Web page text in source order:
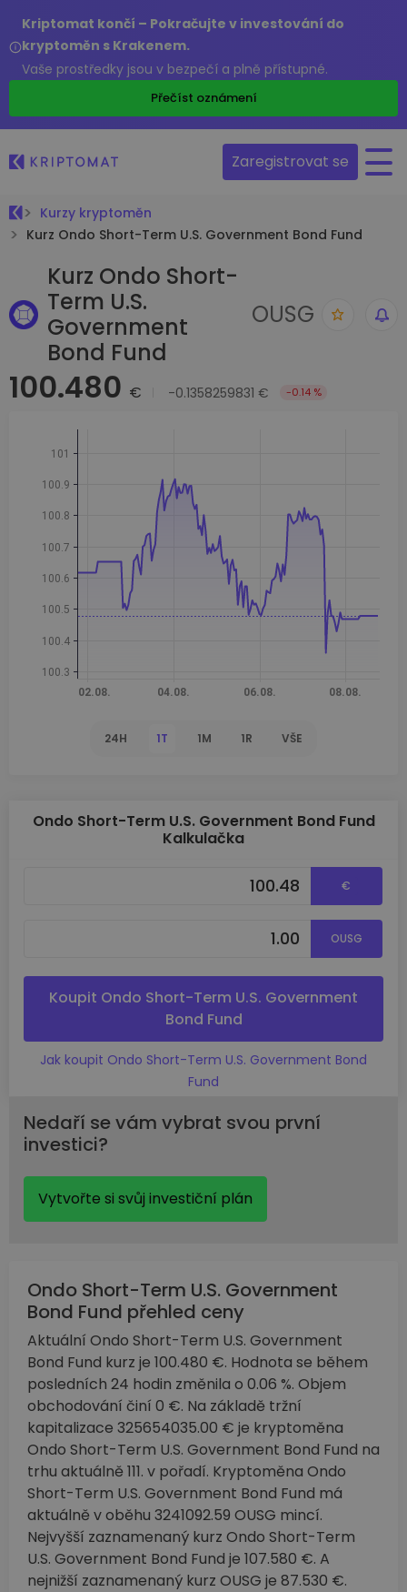
Kriptomat končí – Pokračujte v investování do
kryptoměn s Krakenem.
Vaše prostředky jsou v bezpečí a plně přístupné.
Přečíst oznámení
Zaregistrovat se
Kurzy kryptoměn
Kurz Ondo Short-Term U.S. Government Bond Fund
Kurz Ondo Short-
Term U.S.
Government
Bond Fund
OUSG
100.480 € -0.1358259831 € -0.14 %
24H 1T 1M 1R VŠE
Ondo Short-Term U.S. Government Bond Fund
Kalkulačka
€
OUSG
Koupit Ondo Short-Term U.S. Government
Bond Fund
Jak koupit Ondo Short-Term U.S. Government Bond
Fund
Nedaří se vám vybrat svou první
investici?
Vytvořte si svůj investiční plán
Ondo Short-Term U.S. Government
Bond Fund přehled ceny
Aktuální Ondo Short-Term U.S. Government
Bond Fund kurz je 100.480 €. Hodnota se během
posledních 24 hodin změnila o 0.06 %. Objem
obchodování činí 0 €. Na základě tržní
kapitalizace 325654035.00 € je kryptoměna
Ondo Short-Term U.S. Government Bond Fund na
trhu aktuálně 111. v pořadí. Kryptoměna Ondo
Short-Term U.S. Government Bond Fund má
aktuálně v oběhu 3241092.59 OUSG mincí.
Nejvyšší zaznamenaný kurz Ondo Short-Term
U.S. Government Bond Fund je 107.580 €. A
nejnižší zaznamenaný kurz OUSG je 87.530 €.